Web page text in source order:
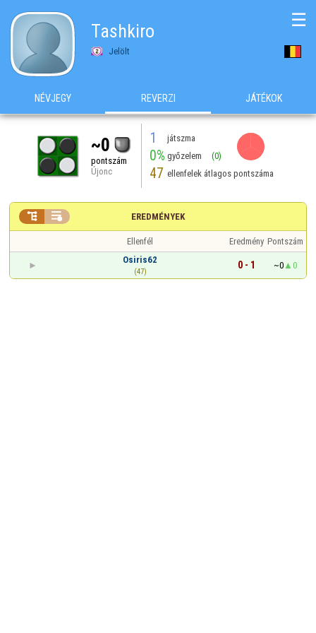
Tashkiro
Jelölt
☰
NÉVJEGY REVERZI JÁTÉKOK
~0
pontszám
Újonc
1 játszma
0% győzelem (0)
47 ellenfelek átlagos pontszáma
EREDMÉNYEK
 
Ellenfél Eredmény Pontszám
Osiris62
(47)
0 - 1 ~0 0